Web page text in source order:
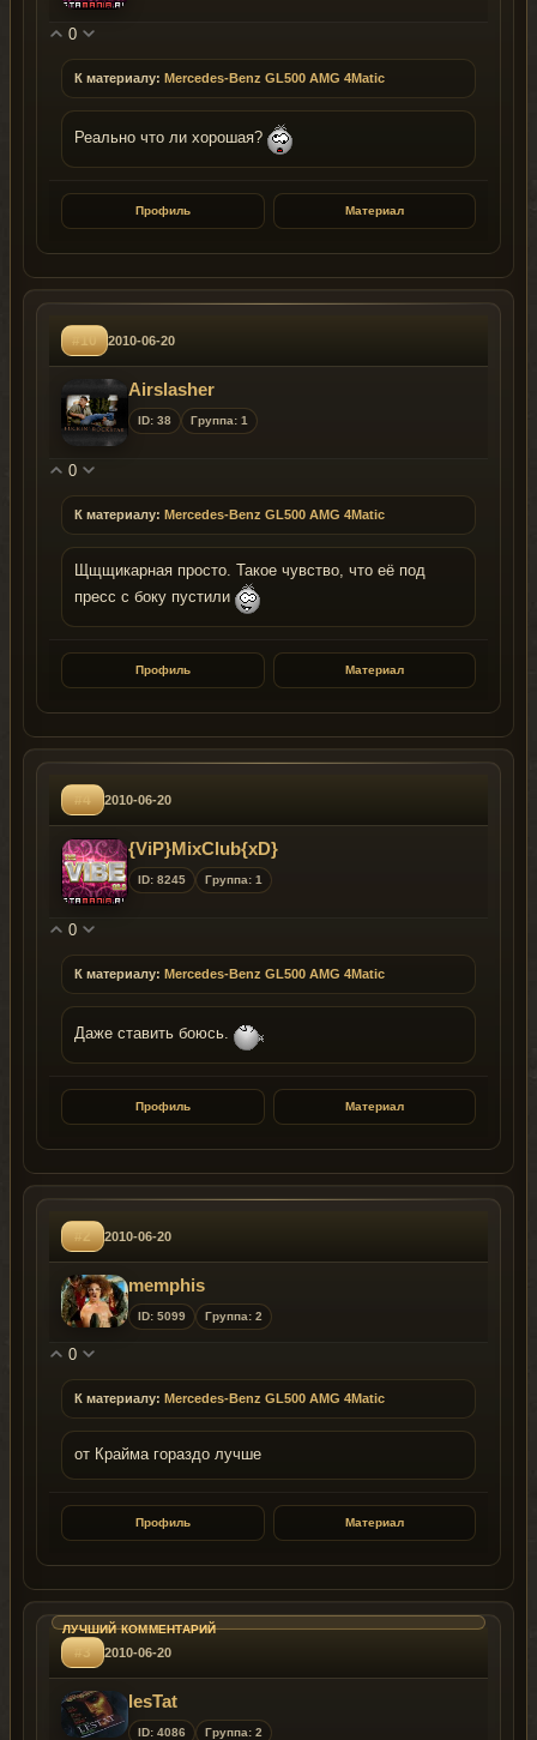
0
К материалу: Mercedes-Benz GL500 AMG 4Matic
Реально что ли хорошая?
Профиль Материал
#10 2010-06-20
Airslasher
ID: 38 Группа: 1
0
К материалу: Mercedes-Benz GL500 AMG 4Matic
Щщщикарная просто. Такое чувство, что её под
пресс с боку пустили
Профиль Материал
#4 2010-06-20
{ViP}MixClub{xD}
ID: 8245 Группа: 1
0
К материалу: Mercedes-Benz GL500 AMG 4Matic
Даже ставить боюсь.
Профиль Материал
#2 2010-06-20
memphis
ID: 5099 Группа: 2
0
К материалу: Mercedes-Benz GL500 AMG 4Matic
от Крайма гораздо лучше
Профиль Материал
#3 2010-06-20
lesTat
ID: 4086 Группа: 2